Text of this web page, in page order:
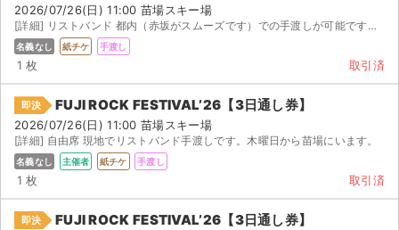
AIに質問する
よくある質問
お知らせ
2026/07/26(日) 11:00 苗場スキー場
[詳細] リストバンド 都内（赤坂がスムーズです）での手渡しが可能です。 または、金曜東京始発で行きます...
名義なし 紙チケ 手渡し
1 枚 取引済
即決 FUJI ROCK FESTIVAL’26【3日通し券】
2026/07/26(日) 11:00 苗場スキー場
[詳細] 自由席 現地でリストバンド手渡しです。木曜日から苗場にいます。
名義なし 主催者 紙チケ 手渡し
1 枚 取引済
即決 FUJI ROCK FESTIVAL’26【3日通し券】